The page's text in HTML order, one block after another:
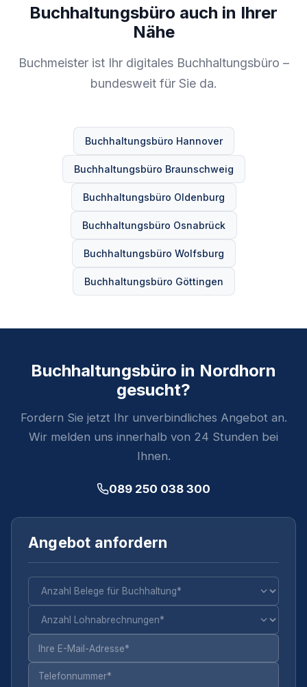
Buchhaltungsbüro auch in Ihrer
Nähe
Buchmeister ist Ihr digitales Buchhaltungsbüro –
bundesweit für Sie da.
Buchhaltungsbüro Hannover
Buchhaltungsbüro Braunschweig
Buchhaltungsbüro Oldenburg
Buchhaltungsbüro Osnabrück
Buchhaltungsbüro Wolfsburg
Buchhaltungsbüro Göttingen
Buchhaltungsbüro in Nordhorn
gesucht?
Fordern Sie jetzt Ihr unverbindliches Angebot an.
Wir melden uns innerhalb von 24 Stunden bei
Ihnen.
089 250 038 300
Angebot anfordern